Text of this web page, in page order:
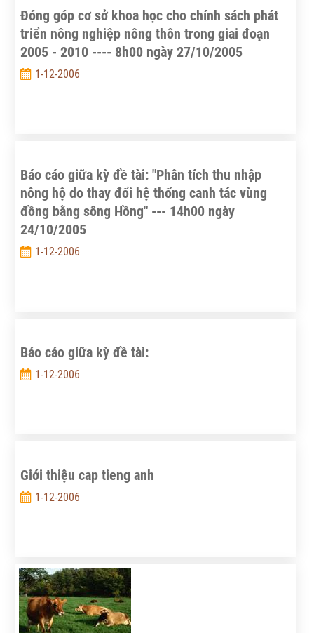
Đóng góp cơ sở khoa học cho chính sách phát
triển nông nghiệp nông thôn trong giai đoạn
2005 - 2010 ---- 8h00 ngày 27/10/2005
1-12-2006
Báo cáo giữa kỳ đề tài: "Phân tích thu nhập
nông hộ do thay đổi hệ thống canh tác vùng
đồng bằng sông Hồng" --- 14h00 ngày
24/10/2005
1-12-2006
Báo cáo giữa kỳ đề tài:
1-12-2006
Giới thiệu cap tieng anh
1-12-2006